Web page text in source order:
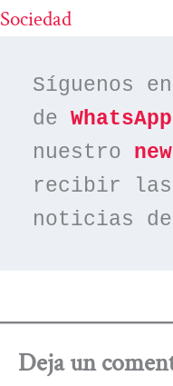
Sociedad
Síguenos
de WhatsApp
nuestro
recibir
noticias de
Deja un